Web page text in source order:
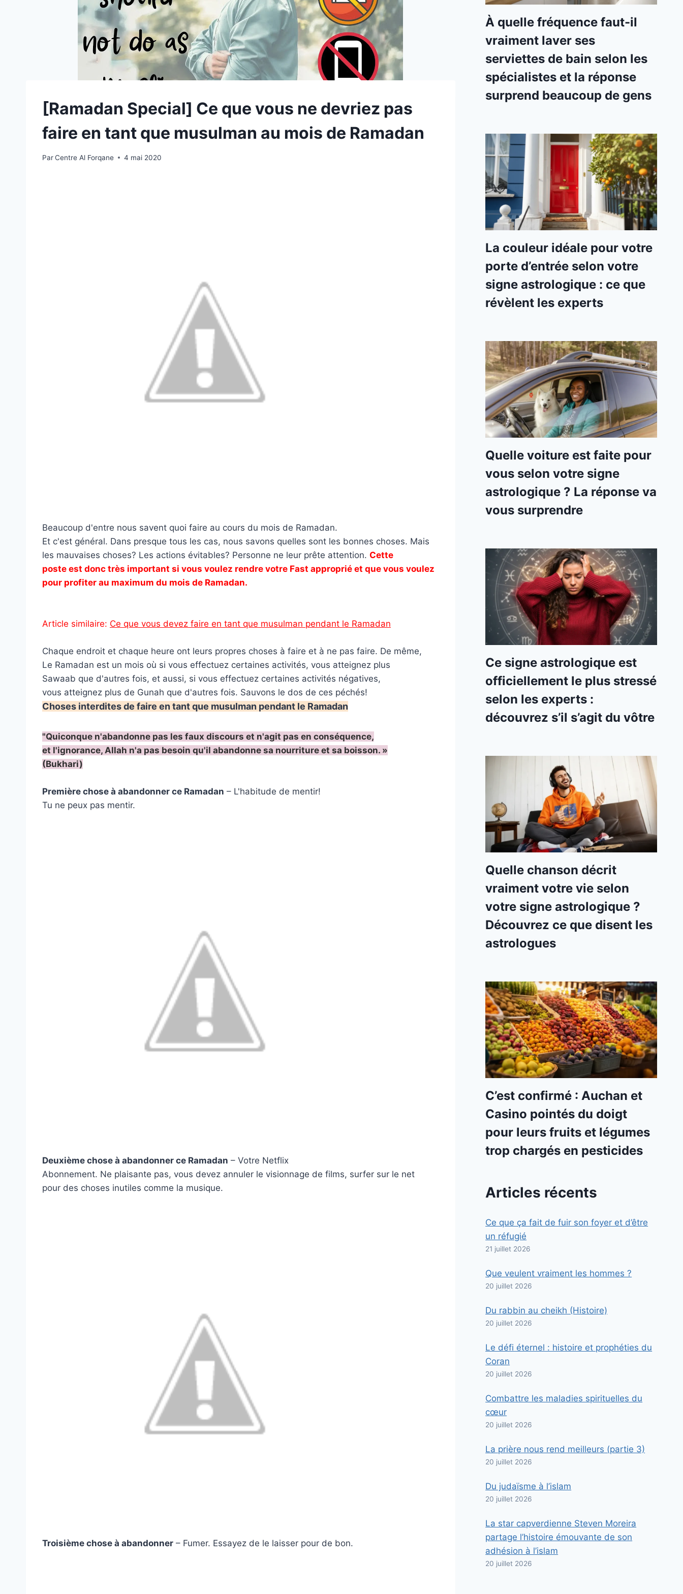
[Ramadan Special] Ce que vous ne devriez pas
faire en tant que musulman au mois de Ramadan
ParCentre Al Forqane 4 mai 2020
Beaucoup d'entre nous savent quoi faire au cours du mois de Ramadan.
Et c'est général. Dans presque tous les cas, nous savons quelles sont les bonnes choses. Mais
les mauvaises choses? Les actions évitables? Personne ne leur prête attention. Cette
poste est donc très important si vous voulez rendre votre Fast approprié et que vous voulez
pour profiter au maximum du mois de Ramadan.
Article similaire: Ce que vous devez faire en tant que musulman pendant le Ramadan
Chaque endroit et chaque heure ont leurs propres choses à faire et à ne pas faire. De même,
Le Ramadan est un mois où si vous effectuez certaines activités, vous atteignez plus
Sawaab que d'autres fois, et aussi, si vous effectuez certaines activités négatives,
vous atteignez plus de Gunah que d'autres fois. Sauvons le dos de ces péchés!
Choses interdites de faire en tant que musulman pendant le Ramadan
"Quiconque n'abandonne pas les faux discours et n'agit pas en conséquence,
et l'ignorance, Allah n'a pas besoin qu'il abandonne sa nourriture et sa boisson. »
(Bukhari)
Première chose à abandonner ce Ramadan – L'habitude de mentir!
Tu ne peux pas mentir.
Deuxième chose à abandonner ce Ramadan – Votre Netflix
Abonnement. Ne plaisante pas, vous devez annuler le visionnage de films, surfer sur le net
pour des choses inutiles comme la musique.
Troisième chose à abandonner – Fumer. Essayez de le laisser pour de bon.
À quelle fréquence faut-il
vraiment laver ses
serviettes de bain selon les
spécialistes et la réponse
surprend beaucoup de gens
La couleur idéale pour votre
porte d’entrée selon votre
signe astrologique : ce que
révèlent les experts
Quelle voiture est faite pour
vous selon votre signe
astrologique ? La réponse va
vous surprendre
Ce signe astrologique est
officiellement le plus stressé
selon les experts :
découvrez s’il s’agit du vôtre
Quelle chanson décrit
vraiment votre vie selon
votre signe astrologique ?
Découvrez ce que disent les
astrologues
C’est confirmé : Auchan et
Casino pointés du doigt
pour leurs fruits et légumes
trop chargés en pesticides
Articles récents
Ce que ça fait de fuir son foyer et d’être
un réfugié
21 juillet 2026
Que veulent vraiment les hommes ?
20 juillet 2026
Du rabbin au cheikh (Histoire)
20 juillet 2026
Le défi éternel : histoire et prophéties du
Coran
20 juillet 2026
Combattre les maladies spirituelles du
cœur
20 juillet 2026
La prière nous rend meilleurs (partie 3)
20 juillet 2026
Du judaïsme à l’islam
20 juillet 2026
La star capverdienne Steven Moreira
partage l’histoire émouvante de son
adhésion à l’islam
20 juillet 2026